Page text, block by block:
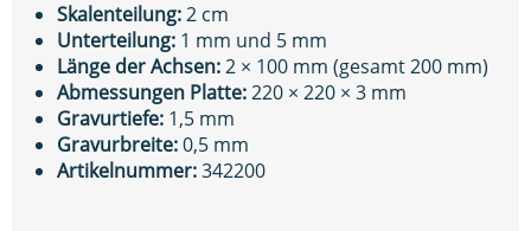
Skalenteilung:2 cm
Unterteilung: 1 mm und 5 mm
Länge der Achsen:2 × 100 mm (gesamt 200 mm)
Abmessungen Platte:220 × 220 × 3 mm
Gravurtiefe: 1,5 mm
Gravurbreite:0,5 mm
Artikelnummer:342200